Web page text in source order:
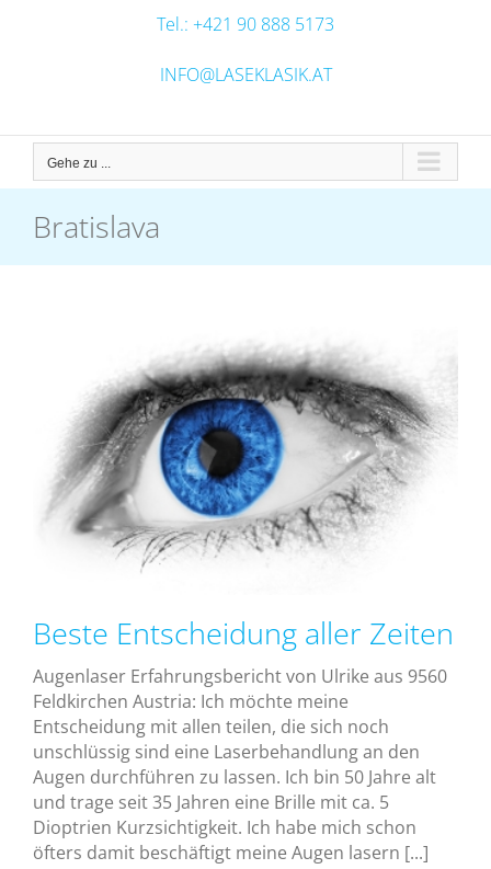
Tel.: +421 90 888 5173
INFO@LASEKLASIK.AT
Gehe zu ...
Bratislava
Beste Entscheidung aller Zeiten
Augenlaser Erfahrungsbericht von Ulrike aus 9560
Feldkirchen Austria: Ich möchte meine
Entscheidung mit allen teilen, die sich noch
unschlüssig sind eine Laserbehandlung an den
Augen durchführen zu lassen. Ich bin 50 Jahre alt
und trage seit 35 Jahren eine Brille mit ca. 5
Dioptrien Kurzsichtigkeit. Ich habe mich schon
öfters damit beschäftigt meine Augen lasern [...]